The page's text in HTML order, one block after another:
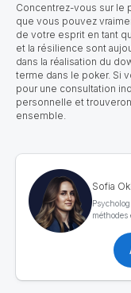
Concentrez-vous sur le
que vous pouvez
de votre esprit en tant
et la résilience sont
dans la réalisation du
terme dans le poker. Si
pour une consultation
personnelle et
ensemble.
Sofia
méthodes